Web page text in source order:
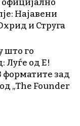
официјално
Најавени
и Струга
што го
Луѓе од E!
зад
„The Founder